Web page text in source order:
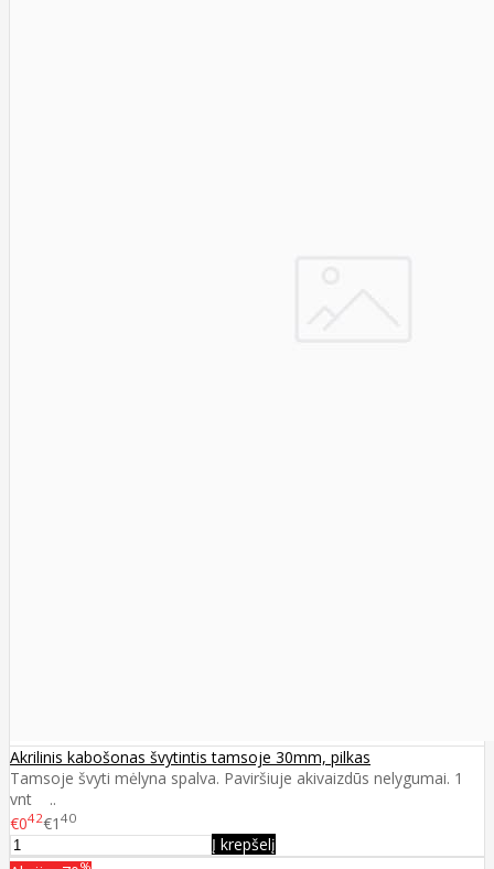
Akrilinis kabošonas švytintis tamsoje 30mm, pilkas
Tamsoje švyti mėlyna spalva. Paviršiuje akivaizdūs nelygumai. 1
vnt ..
€042€1 40
Į krepšelį